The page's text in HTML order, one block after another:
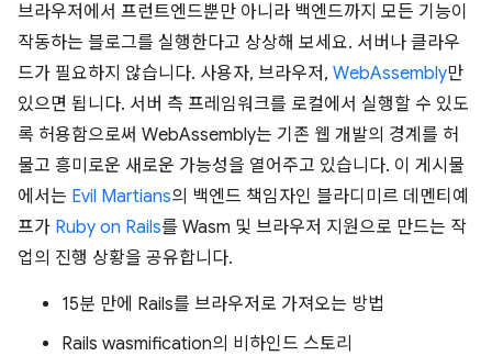
브라우저에서 프런트엔드뿐만 아니라 백엔드까지 모든 기능이
작동하는 블로그를 실행한다고 상상해 보세요. 서버나 클라우
드가 필요하지 않습니다. 사용자, 브라우저, WebAssembly만
있으면 됩니다. 서버 측 프레임워크를 로컬에서 실행할 수 있도
록 허용함으로써 WebAssembly는 기존 웹 개발의 경계를 허
물고 흥미로운 새로운 가능성을 열어주고 있습니다. 이 게시물
에서는 Evil Martians의 백엔드 책임자인 블라디미르 데멘티예
프가 Ruby on Rails를 Wasm 및 브라우저 지원으로 만드는 작
업의 진행 상황을 공유합니다.
15분 만에 Rails를 브라우저로 가져오는 방법
Rails wasmification의 비하인드 스토리